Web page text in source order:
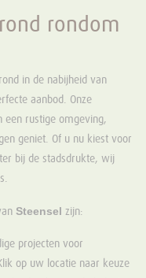
rondom
in de nabijheid van
aanbod. Onze
een rustige omgeving,
geniet. Of u nu kiest voor
bij de stadsdrukte, wij
Steensel zijn:
projecten voor
op uw locatie naar keuze